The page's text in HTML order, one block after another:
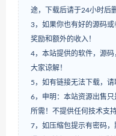
途，下载后请于24小时后
3，如果你也有好的源码
奖励和额外的收入！
4，本站提供的软件，源
大家谅解！
5，如有链接无法下载，请
6，申明：本站资源出售
所需！不提供任何技术支持
7，如压缩包提示有密码，